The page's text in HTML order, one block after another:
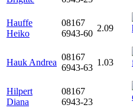
Hauffe
Heiko
08167
6943-60
2.09
Hauk Andrea
08167
6943-63
1.03
Hilpert
Diana
08167
6943-23